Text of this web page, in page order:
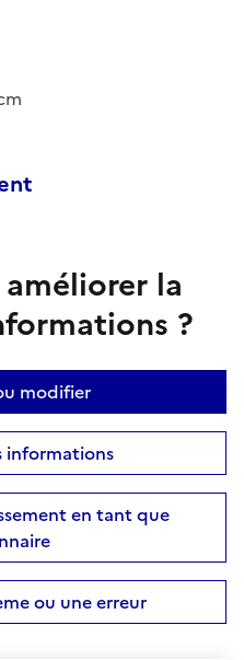
la
?
modifier
informations
en tant que
ou une erreur